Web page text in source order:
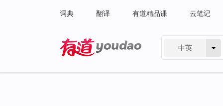
词典 翻译 有道精品课 云笔记
中英